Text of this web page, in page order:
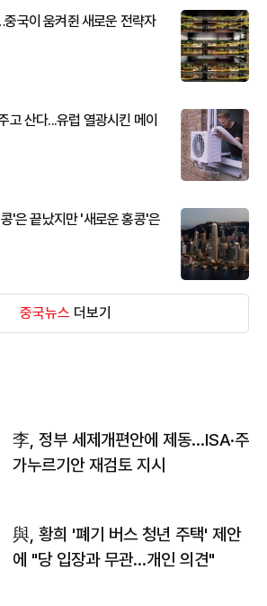
국이 움켜쥔 새로운 전략자
고 산다...유럽 열광시킨 메이
'은 끝났지만 '새로운 홍콩'은
중국뉴스 더보기
李, 정부 세제개편안에 제동…ISA·주
가누르기안 재검토 지시
與, 황희 '폐기 버스 청년 주택' 제안
에 "당 입장과 무관…개인 의견"